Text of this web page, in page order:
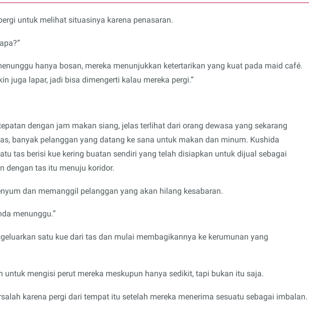
untuk melihat situasinya karena penasaran.
hanya bosan, mereka menunjukkan ketertarikan yang kuat pada maid café.
juga lapar, jadi bisa dimengerti kalau mereka pergi.”
dengan jam makan siang, jelas terlihat dari orang dewasa yang sekarang
banyak pelanggan yang datang ke sana untuk makan dan minum. Kushida
tas berisi kue kering buatan sendiri yang telah disiapkan untuk dijual sebagai
dengan tas itu menuju koridor.
dan memanggil pelanggan yang akan hilang kesabaran.
menunggu.”
satu kue dari tas dan mulai membagikannya ke kerumunan yang
untuk mengisi perut mereka meskupun hanya sedikit, tapi bukan itu saja.
karena pergi dari tempat itu setelah mereka menerima sesuatu sebagai imbalan.